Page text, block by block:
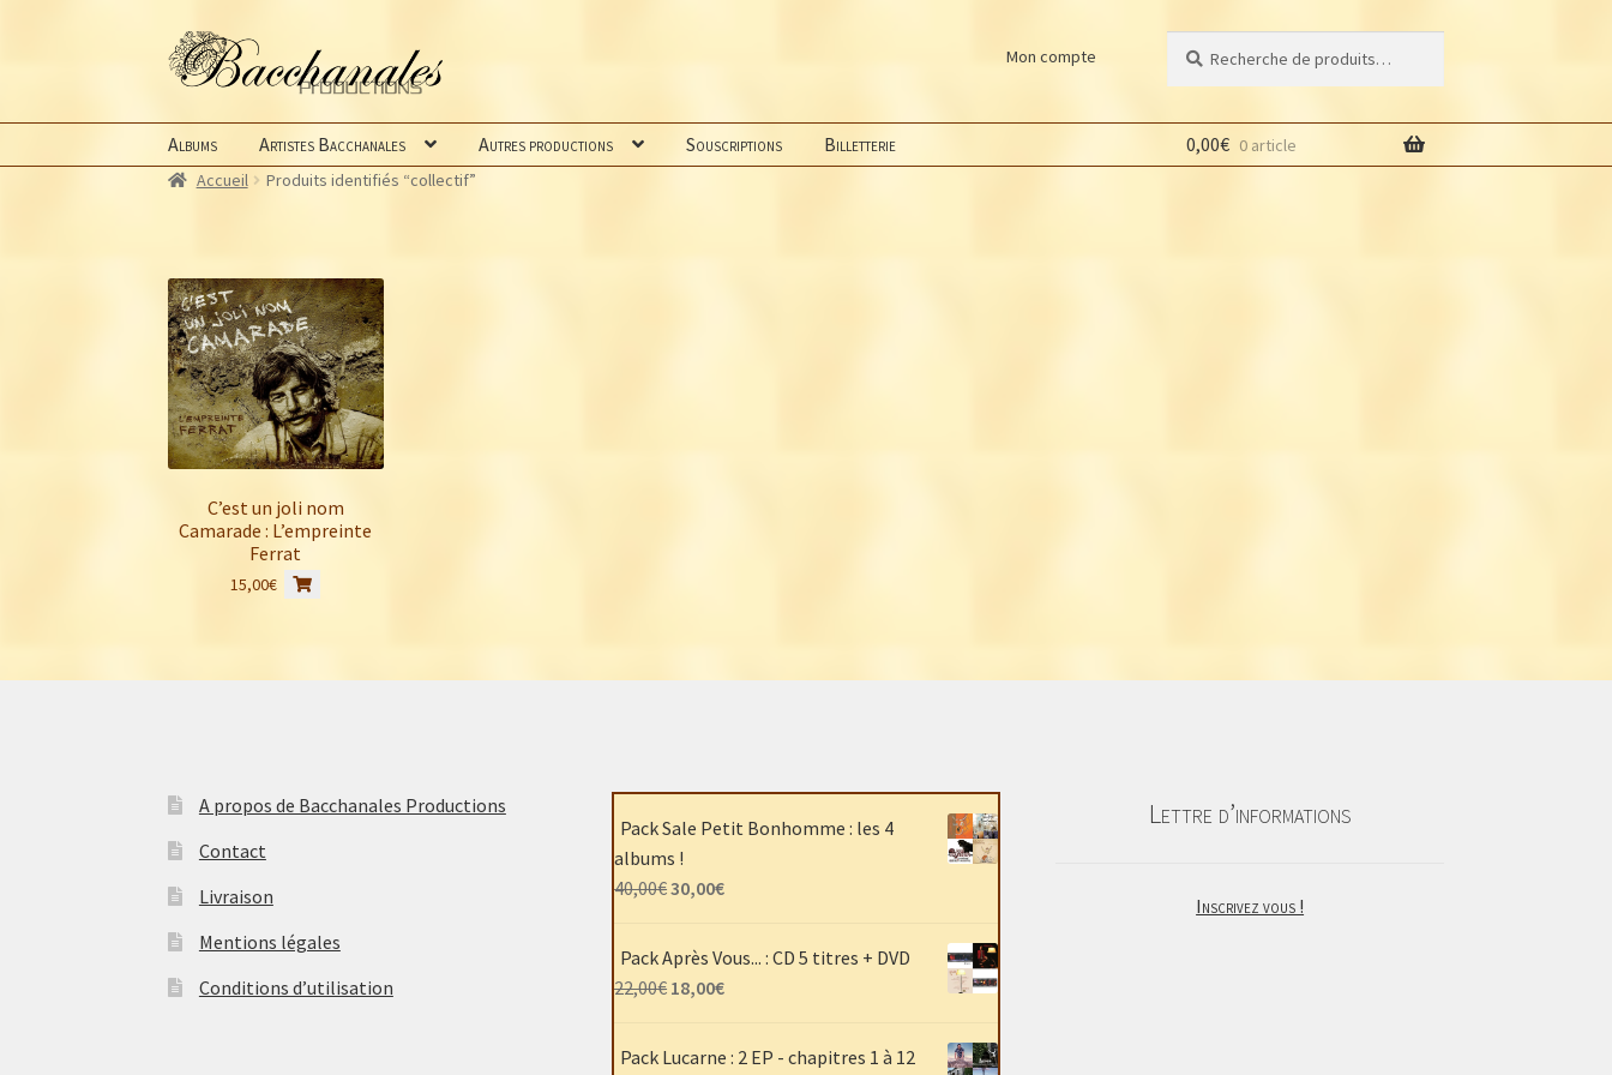
Aller
à
navigation
Aller
au
Mon compte
pour :
Albums Artistes Bacchanales Autres productions Souscriptions Billetterie 0,00€ 0 article
Accueil
Produits identifiés “collectif”
C’est un joli nom
Camarade : L’empreinte
Ferrat
15,00€
A propos de Bacchanales Productions
Contact
Livraison
Mentions légales
Conditions d’utilisation
Pack Sale Petit Bonhomme : les 4
albums !
40,00€Le
initial
était :
30,00€Le
actuel
Pack Après Vous... : CD 5 titres + DVD
22,00€ Le
18,00€Le
actuel
Pack Lucarne : 2 EP - chapitres 1 à 12
Lettre d’informations
Inscrivez vous !